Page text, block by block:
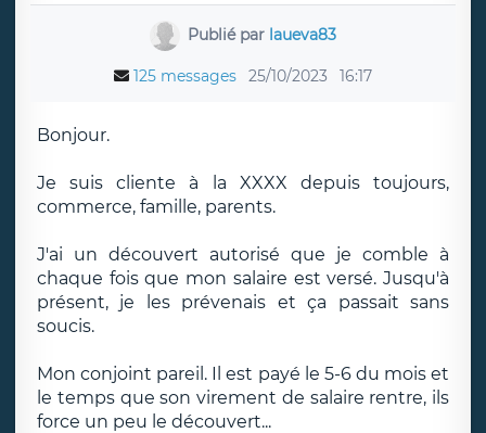
Publié par laueva83
125 messages 25/10/2023 16:17
Bonjour.
Je suis cliente à la XXXX depuis toujours,
commerce, famille, parents.
J'ai un découvert autorisé que je comble à
chaque fois que mon salaire est versé. Jusqu'à
présent, je les prévenais et ça passait sans
soucis.
Mon conjoint pareil. Il est payé le 5-6 du mois et
le temps que son virement de salaire rentre, ils
force un peu le découvert...